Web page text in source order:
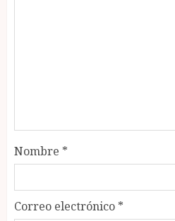
Nombre *
Correo electrónico *